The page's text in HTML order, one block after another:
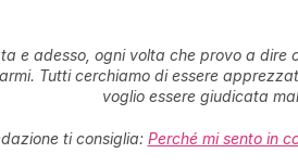
e adesso, ogni volta che provo a
Tutti cerchiamo di essere
voglio essere giudicata
ti consiglia: Perché mi sento in